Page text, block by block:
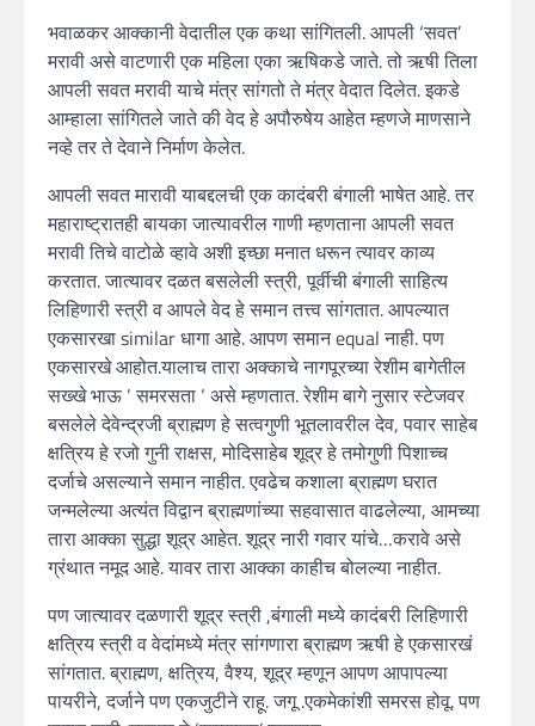
भवाळकर आक्कानी वेदातील एक कथा सांगितली. आपली ‘सवत’
मरावी असे वाटणारी एक महिला एका ऋषिकडे जाते. तो ऋषी तिला
आपली सवत मरावी याचे मंत्र सांगतो ते मंत्र वेदात दिलेत. इकडे
आम्हाला सांगितले जाते की वेद हे अपौरुषेय आहेत म्हणजे माणसाने
नव्हे तर ते देवाने निर्माण केलेत.
आपली सवत मारावी याबद्दलची एक कादंबरी बंगाली भाषेत आहे. तर
महाराष्ट्रातही बायका जात्यावरील गाणी म्हणताना आपली सवत
मरावी तिचे वाटोळे व्हावे अशी इच्छा मनात धरून त्यावर काव्य
करतात. जात्यावर दळत बसलेली स्त्री, पूर्वीची बंगाली साहित्य
लिहिणारी स्त्री व आपले वेद हे समान तत्त्व सांगतात. आपल्यात
एकसारखा similar धागा आहे. आपण समान equal नाही. पण
एकसारखे आहोत.यालाच तारा अक्काचे नागपूरच्या रेशीम बागेतील
सख्खे भाऊ ‘ समरसता ‘ असे म्हणतात. रेशीम बागे नुसार स्टेजवर
बसलेले देवेन्द्रजी ब्राह्मण हे सत्वगुणी भूतलावरील देव, पवार साहेब
क्षत्रिय हे रजो गुनी राक्षस, मोदिसाहेब शूद्र हे तमोगुणी पिशाच्च
दर्जाचे असल्याने समान नाहीत. एवढेच कशाला ब्राह्मण घरात
जन्मलेल्या अत्यंत विद्वान ब्राह्मणांच्या सहवासात वाढलेल्या, आमच्या
तारा आक्का सुद्धा शूद्र आहेत. शूद्र नारी गवार यांचे…करावे असे
ग्रंथात नमूद आहे. यावर तारा आक्का काहीच बोलल्या नाहीत.
पण जात्यावर दळणारी शूद्र स्त्री ,बंगाली मध्ये कादंबरी लिहिणारी
क्षत्रिय स्त्री व वेदांमध्ये मंत्र सांगणारा ब्राह्मण ऋषी हे एकसारखं
सांगतात. ब्राह्मण, क्षत्रिय, वैश्य, शूद्र म्हणून आपण आपापल्या
पायरीने, दर्जाने पण एकजुटीने राहू. जगू .एकमेकांशी समरस होवू. पण